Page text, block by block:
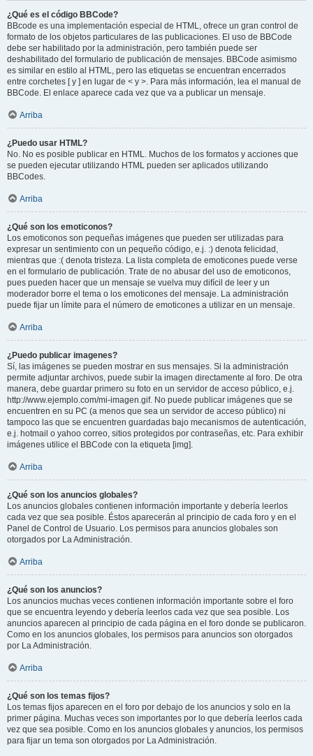
¿Qué es el código BBCode?
BBcode es una implementación especial de HTML, ofrece un gran control de
formato de los objetos particulares de las publicaciones. El uso de BBCode
debe ser habilitado por la administración, pero también puede ser
deshabilitado del formulario de publicación de mensajes. BBCode asimismo
es similar en estilo al HTML, pero las etiquetas se encuentran encerrados
entre corchetes [ y ] en lugar de < y >. Para más información, lea el manual de
BBCode. El enlace aparece cada vez que va a publicar un mensaje.
Arriba
¿Puedo usar HTML?
No. No es posible publicar en HTML. Muchos de los formatos y acciones que
se pueden ejecutar utilizando HTML pueden ser aplicados utilizando
BBCodes.
Arriba
¿Qué son los emoticonos?
Los emoticonos son pequeñas imágenes que pueden ser utilizadas para
expresar un sentimiento con un pequeño código, e.j. :) denota felicidad,
mientras que :( denota tristeza. La lista completa de emoticones puede verse
en el formulario de publicación. Trate de no abusar del uso de emoticonos,
pues pueden hacer que un mensaje se vuelva muy difícil de leer y un
moderador borre el tema o los emoticones del mensaje. La administración
puede fijar un límite para el número de emoticones a utilizar en un mensaje.
Arriba
¿Puedo publicar imagenes?
Sí, las imágenes se pueden mostrar en sus mensajes. Si la administración
permite adjuntar archivos, puede subir la imagen directamente al foro. De otra
manera, debe guardar primero su foto en un servidor de acceso público, e.j.
http://www.ejemplo.com/mi-imagen.gif. No puede publicar imágenes que se
encuentren en su PC (a menos que sea un servidor de acceso público) ni
tampoco las que se encuentren guardadas bajo mecanismos de autenticación,
e.j. hotmail o yahoo correo, sitios protegidos por contraseñas, etc. Para exhibir
imágenes utilice el BBCode con la etiqueta [img].
Arriba
¿Qué son los anuncios globales?
Los anuncios globales contienen información importante y debería leerlos
cada vez que sea posible. Éstos aparecerán al principio de cada foro y en el
Panel de Control de Usuario. Los permisos para anuncios globales son
otorgados por La Administración.
Arriba
¿Qué son los anuncios?
Los anuncios muchas veces contienen información importante sobre el foro
que se encuentra leyendo y debería leerlos cada vez que sea posible. Los
anuncios aparecen al principio de cada página en el foro donde se publicaron.
Como en los anuncios globales, los permisos para anuncios son otorgados
por La Administración.
Arriba
¿Qué son los temas fijos?
Los temas fijos aparecen en el foro por debajo de los anuncios y solo en la
primer página. Muchas veces son importantes por lo que debería leerlos cada
vez que sea posible. Como en los anuncios globales y anuncios, los permisos
para fijar un tema son otorgados por La Administración.